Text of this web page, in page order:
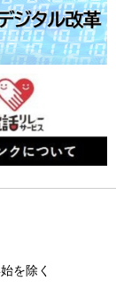
を除く